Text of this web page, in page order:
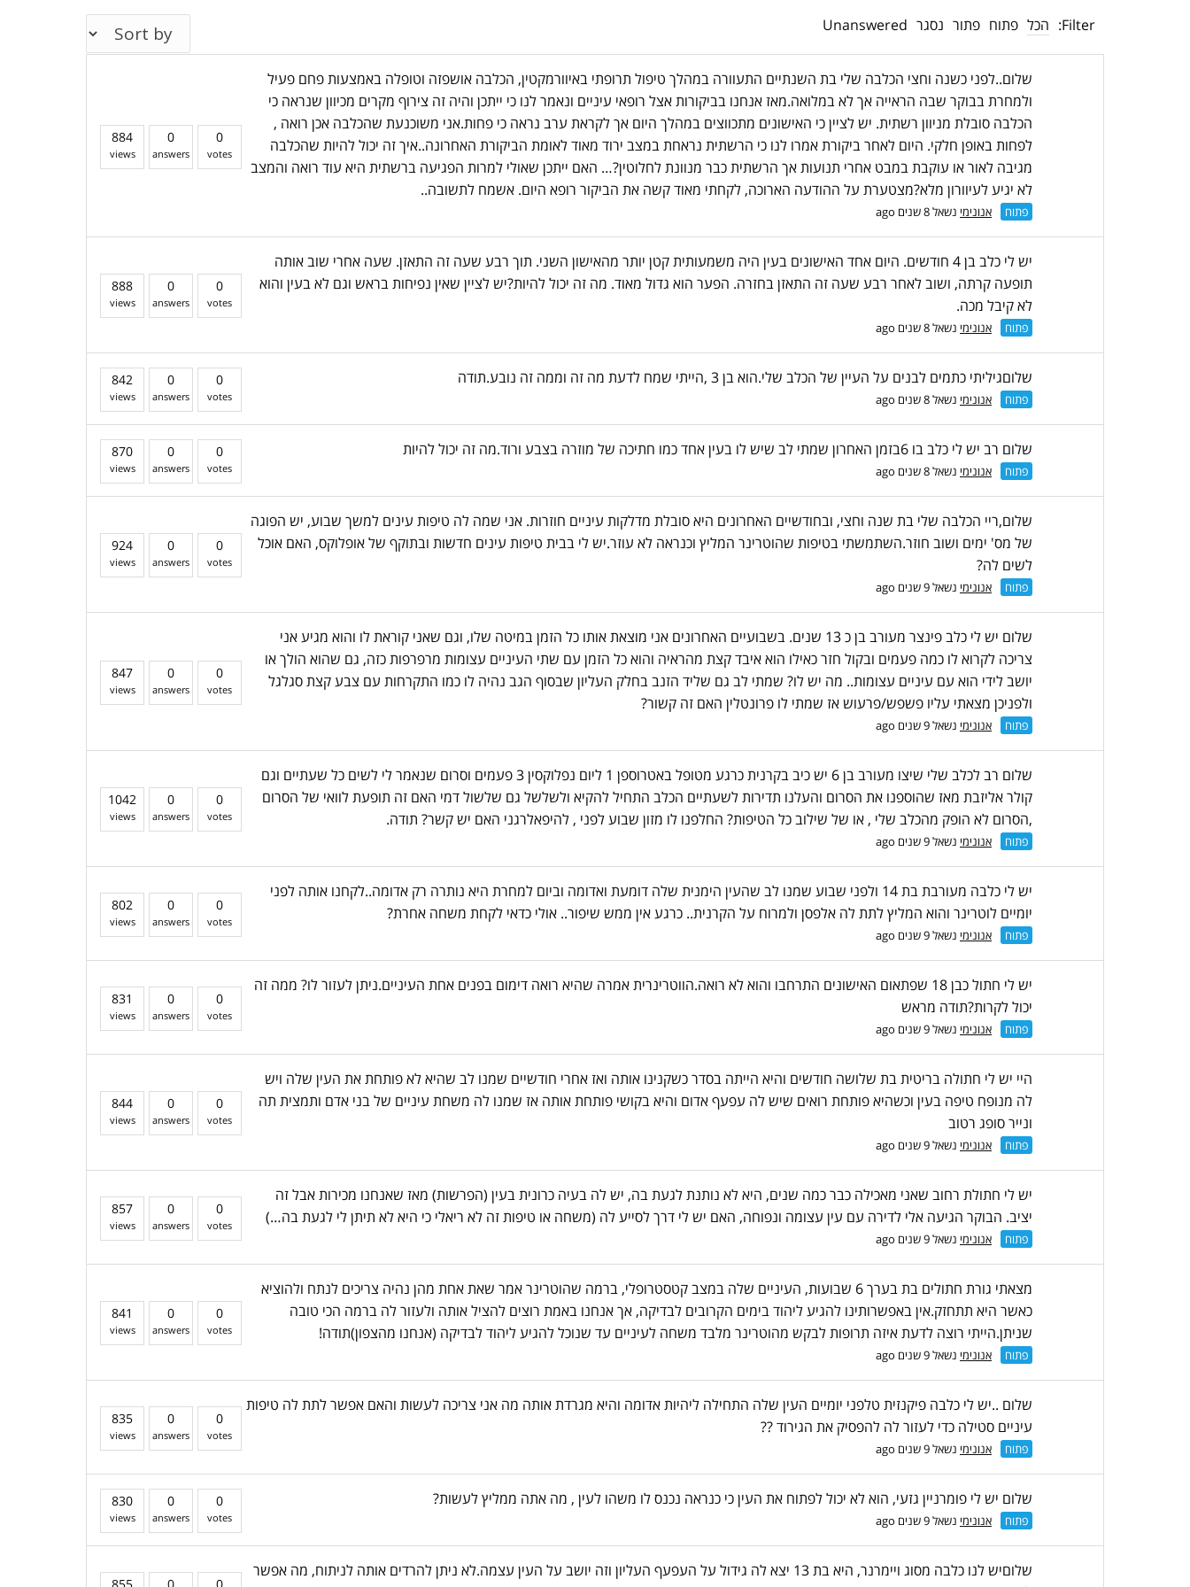
Filter: הכל פתוח פתור נסגר Unanswered
שלום..לפני כשנה וחצי הכלבה שלי בת השנתיים התעוורה במהלך טיפול תרופתי באיוורמקטין, הכלבה אושפזה וטופלה באמצעות פחם פעיל
ולמחרת בבוקר שבה הראייה אך לא במלואה.מאז אנחנו בביקורות אצל רופאי עיניים ונאמר לנו כי ייתכן והיה זה צירוף מקרים מכיוון שנראה כי
הכלבה סובלת מניוון רשתית. יש לציין כי האישונים מתכווצים במהלך היום אך לקראת ערב נראה כי פחות.אני משוכנעת שהכלבה אכן רואה ,
לפחות באופן חלקי. היום לאחר ביקורת אמרו לנו כי הרשתית נראחת במצב ירוד מאוד לאומת הביקורת האחרונה..איך זה יכול להיות שהכלבה
מגיבה לאור או עוקבת במבט אחרי תנועות אך הרשתית כבר מנוונת לחלוטין?… האם ייתכן שאולי למרות הפגיעה ברשתית היא עוד רואה והמצב
לא יגיע לעיוורון מלא?מצטערת על ההודעה הארוכה, לקחתי מאוד קשה את הביקור רופא היום. אשמח לתשובה..
פתוח אנונימי נשאל 8 שנים ago
884
views
0
answers
0
votes
יש לי כלב בן 4 חודשים. היום אחד האישונים בעין היה משמעותית קטן יותר מהאישון השני. תוך רבע שעה זה התאזן. שעה אחרי שוב אותה
תופעה קרתה, ושוב לאחר רבע שעה זה התאזן בחזרה. הפער הוא גדול מאוד. מה זה יכול להיות?יש לציין שאין נפיחות בראש וגם לא בעין והוא
לא קיבל מכה.
פתוח אנונימי נשאל 8 שנים ago
888
views
0
answers
0
votes
שלוםגיליתי כתמים לבנים על העיין של הכלב שלי.הוא בן 3 ,הייתי שמח לדעת מה זה וממה זה נובע.תודה
פתוח אנונימי נשאל 8 שנים ago
842
views
0
answers
0
votes
שלום רב יש לי כלב בו 6בזמן האחרון שמתי לב שיש לו בעין אחד כמו חתיכה של מוזרה בצבע ורוד.מה זה יכול להיות
פתוח אנונימי נשאל 8 שנים ago
870
views
0
answers
0
votes
שלום,ריי הכלבה שלי בת שנה וחצי, ובחודשיים האחרונים היא סובלת מדלקות עיניים חוזרות. אני שמה לה טיפות עינים למשך שבוע, יש הפוגה
של מס' ימים ושוב חוזר.השתמשתי בטיפות שהוטרינר המליץ וכנראה לא עוזר.יש לי בבית טיפות עינים חדשות ובתוקף של אופלוקס, האם אוכל
לשים לה?
פתוח אנונימי נשאל 9 שנים ago
924
views
0
answers
0
votes
שלום יש לי כלב פינצר מעורב בן כ 13 שנים. בשבועיים האחרונים אני מוצאת אותו כל הזמן במיטה שלו, וגם שאני קוראת לו והוא מגיע אני
צריכה לקרוא לו כמה פעמים ובקול חזר כאילו הוא איבד קצת מהראיה והוא כל הזמן עם שתי העיניים עצומות מרפרפות כזה, גם שהוא הולך או
יושב לידי הוא עם עיניים עצומות.. מה יש לו? שמתי לב גם שליד הזנב בחלק העליון שבסוף הגב נהיה לו כמו התקרחות עם צבע קצת סגלגל
ולפניכן מצאתי עליו פשפש/פרעוש אז שמתי לו פרונטלין האם זה קשור?
פתוח אנונימי נשאל 9 שנים ago
847
views
0
answers
0
votes
שלום רב לכלב שלי שיצו מעורב בן 6 יש כיב בקרנית כרגע מטופל באטרוספן 1 ליום נפלוקסין 3 פעמים וסרום שנאמר לי לשים כל שעתיים וגם
קולר אליזבת מאז שהוספנו את הסרום והעלנו תדירות לשעתיים הכלב התחיל להקיא ולשלשל גם שלשול דמי האם זה תופעת לוואי של הסרום
,הסרום לא הופק מהכלב שלי , או של שילוב כל הטיפות? החלפנו לו מזון שבוע לפני , להיפאלרגני האם יש קשר? תודה.
פתוח אנונימי נשאל 9 שנים ago
1042
views
0
answers
0
votes
יש לי כלבה מעורבת בת 14 ולפני שבוע שמנו לב שהעין הימנית שלה דומעת ואדומה וביום למחרת היא נותרה רק אדומה..לקחנו אותה לפני
יומיים לוטרינר והוא המליץ לתת לה אלפסן ולמרוח על הקרנית.. כרגע אין ממש שיפור.. אולי כדאי לקחת משחה אחרת?
פתוח אנונימי נשאל 9 שנים ago
802
views
0
answers
0
votes
יש לי חתול כבן 18 שפתאום האישונים התרחבו והוא לא רואה.הווטרינרית אמרה שהיא רואה דימום בפנים אחת העיניים.ניתן לעזור לו? ממה זה
יכול לקרות?תודה מראש
פתוח אנונימי נשאל 9 שנים ago
831
views
0
answers
0
votes
היי יש לי חתולה בריטית בת שלושה חודשים והיא הייתה בסדר כשקנינו אותה ואז אחרי חודשיים שמנו לב שהיא לא פותחת את העין שלה ויש
לה מנופח טיפה בעין וכשהיא פותחת רואים שיש לה עפעף אדום והיא בקושי פותחת אותה אז שמנו לה משחת עיניים של בני אדם ותמצית תה
ונייר סופג רטוב
פתוח אנונימי נשאל 9 שנים ago
844
views
0
answers
0
votes
יש לי חתולת רחוב שאני מאכילה כבר כמה שנים, היא לא נותנת לגעת בה, יש לה בעיה כרונית בעין (הפרשות) מאז שאנחנו מכירות אבל זה
יציב. הבוקר הגיעה אלי לדירה עם עין עצומה ונפוחה, האם יש לי דרך לסייע לה (משחה או טיפות זה לא ריאלי כי היא לא תיתן לי לגעת בה…)
פתוח אנונימי נשאל 9 שנים ago
857
views
0
answers
0
votes
מצאתי גורת חתולים בת בערך 6 שבועות, העיניים שלה במצב קטסטרופלי, ברמה שהוטרינר אמר שאת אחת מהן נהיה צריכים לנתח ולהוציא
כאשר היא תתחזק.אין באפשרותינו להגיע ליהוד בימים הקרובים לבדיקה, אך אנחנו באמת רוצים להציל אותה ולעזור לה ברמה הכי טובה
שניתן.הייתי רוצה לדעת איזה תרופות לבקש מהוטרינר מלבד משחה לעיניים עד שנוכל להגיע ליהוד לבדיקה (אנחנו מהצפון)תודה!
פתוח אנונימי נשאל 9 שנים ago
841
views
0
answers
0
votes
שלום ..יש לי כלבה פיקנזית טלפני יומיים העין שלה התחילה ליהיות אדומה והיא מגרדת אותה מה אני צריכה לעשות והאם אפשר לתת לה טיפות
עיניים סטילה כדי לעזור לה להפסיק את הגירוד ??
פתוח אנונימי נשאל 9 שנים ago
835
views
0
answers
0
votes
שלום יש לי פומרניין גזעי, הוא לא יכול לפתוח את העין כי כנראה נכנס לו משהו לעין , מה אתה ממליץ לעשות?
פתוח אנונימי נשאל 9 שנים ago
830
views
0
answers
0
votes
שלוםיש לנו כלבה מסוג ויימרנר, היא בת 13 יצא לה גידול על העפעף העליון וזה יושב על העין עצמה.לא ניתן להרדים אותה לניתוח, מה אפשר
855 0 0